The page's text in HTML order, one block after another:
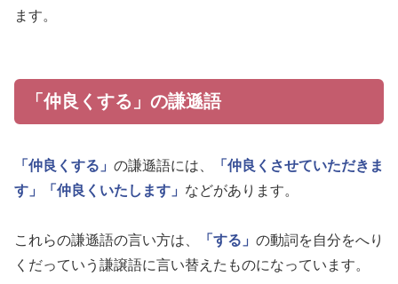
ます。
「仲良くする」の謙遜語
「仲良くする」 の謙遜語には、
「仲良くさせていただきま
す」
「仲良くいたします」 などがあります。
これらの謙遜語の言い方は、 「する」 の動詞を自分をへり
くだっていう謙譲語に言い替えたものになっています。